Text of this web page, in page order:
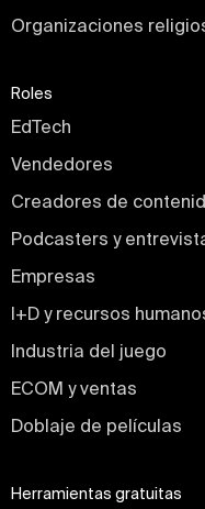
Organizaciones
Roles
EdTech
Vendedores
Creadores de
Podcasters y
Empresas
I+D y recursos
Industria del juego
ECOM y ventas
Doblaje de películas
Herramientas gratuitas